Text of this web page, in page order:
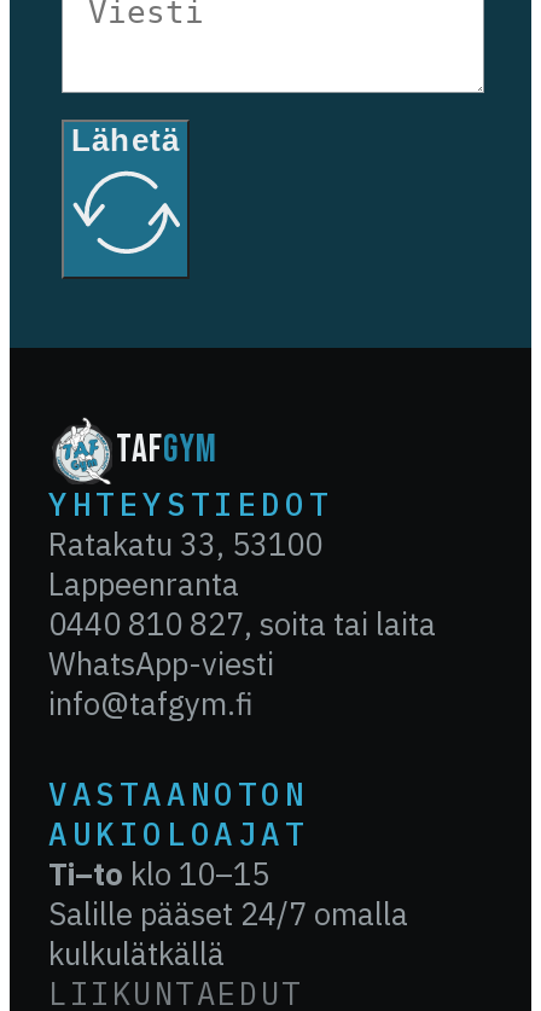
Lähetä
TAFGYM
YHTEYSTIEDOT
Ratakatu 33, 53100
Lappeenranta
0440 810 827, soita tai laita
WhatsApp-viesti
info@tafgym.fi
VASTAANOTON
AUKIOLOAJAT
Ti–to klo 10–15
Salille pääset 24/7 omalla
kulkulätkällä
LIIKUNTAEDUT